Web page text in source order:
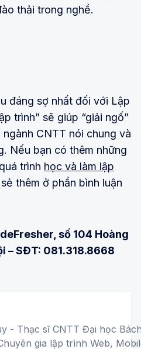
thải trong nghề.
đáng sợ nhất đối với Lập
trình” sẽ giúp “giải ngố”
CNTT nói chung và
Nếu bạn có thêm những
trình học và làm lập
thêm ở phần bình luận
số 104 Hoàng
– SĐT: 081.318.8668
- Thạc sĩ CNTT Đại học
gia lập trình Web,